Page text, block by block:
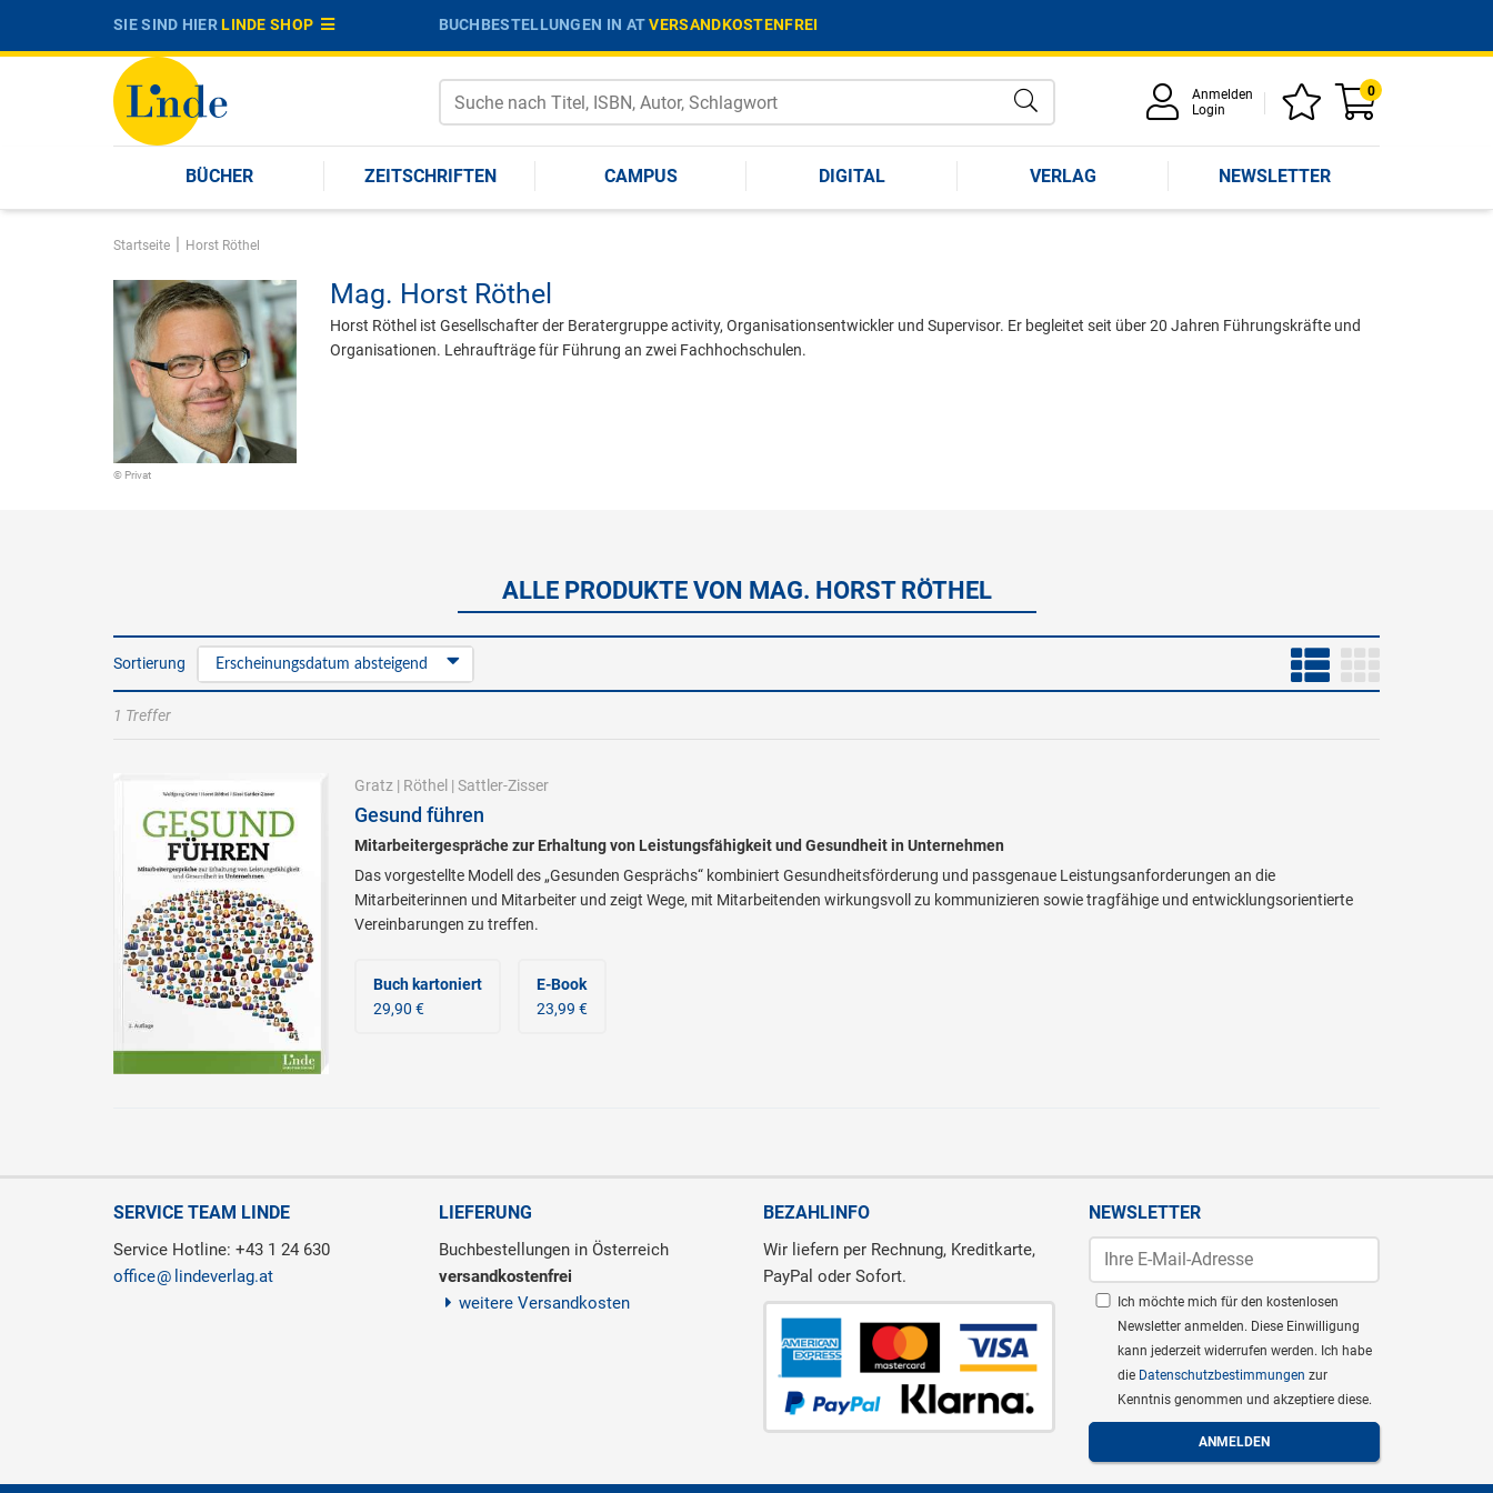
SIE SIND HIERLINDE SHOP BUCHBESTELLUNGEN IN ATVERSANDKOSTENFREI
Anmelden
Login
0
BÜCHER ZEITSCHRIFTEN CAMPUS DIGITAL VERLAG NEWSLETTER
Startseite | Horst Röthel
© Privat
Mag. Horst Röthel
Horst Röthel ist Gesellschafter der Beratergruppe activity, Organisationsentwickler und Supervisor. Er begleitet seit über 20 Jahren Führungskräfte und
Organisationen. Lehraufträge für Führung an zwei Fachhochschulen.
ALLE PRODUKTE VON MAG. HORST RÖTHEL
Sortierung Erscheinungsdatum absteigend
1 Treffer
Gratz| Röthel | Sattler-Zisser
Gesund führen
Mitarbeitergespräche zur Erhaltung von Leistungsfähigkeit und Gesundheit in Unternehmen
Das vorgestellte Modell des „Gesunden Gesprächs“ kombiniert Gesundheitsförderung und passgenaue Leistungsanforderungen an die
Mitarbeiterinnen und Mitarbeiter und zeigt Wege, mit Mitarbeitenden wirkungsvoll zu kommunizieren sowie tragfähige und entwicklungsorientierte
Vereinbarungen zu treffen.
Buch kartoniert
29,90 €
E-Book
23,99 €
SERVICE TEAM LINDE
Service Hotline: +43 1 24 630
office
lindeverlag.at
LIEFERUNG
Buchbestellungen in Österreich
versandkostenfrei
weitere Versandkosten
BEZAHLINFO
Wir liefern per Rechnung, Kreditkarte,
PayPal oder Sofort.
NEWSLETTER
Ich möchte mich für den kostenlosen
Newsletter anmelden. Diese Einwilligung
kann jederzeit widerrufen werden. Ich habe
die Datenschutzbestimmungen zur
Kenntnis genommen und akzeptiere diese.